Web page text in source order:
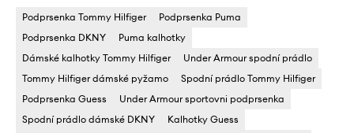
Podprsenka Tommy Hilfiger
Podprsenka Puma
Podprsenka DKNY
Puma kalhotky
Dámské kalhotky Tommy Hilfiger
Under Armour spodní prádlo
Tommy Hilfiger dámské pyžamo
Spodní prádlo Tommy Hilfiger
Podprsenka Guess
Under Armour sportovni podprsenka
Spodní prádlo dámské DKNY
Kalhotky Guess